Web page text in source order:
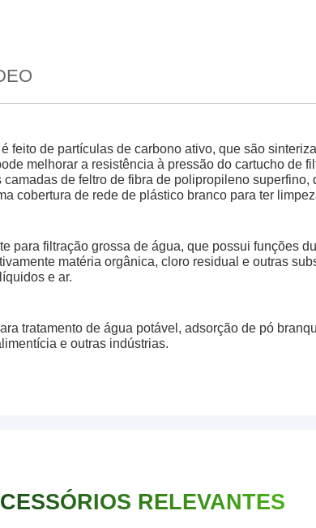
feito de partículas de carbono ativo, que são
melhorar a resistência à pressão do cartucho de
de feltro de fibra de polipropileno
cobertura de rede de plástico branco para ter
para filtração grossa de água, que possui funções
matéria orgânica, cloro residual e outras
e ar.
tratamento de água potável, adsorção de pó
e outras indústrias.
RELEVANTES